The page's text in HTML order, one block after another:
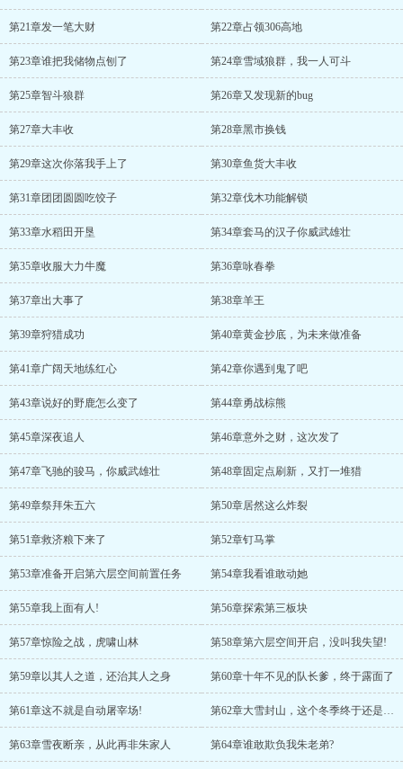
第21章发一笔大财 第22章占领306高地
第23章谁把我储物点刨了 第24章雪域狼群，我一人可斗
第25章智斗狼群 第26章又发现新的bug
第27章大丰收 第28章黑市换钱
第29章这次你落我手上了 第30章鱼货大丰收
第31章团团圆圆吃饺子 第32章伐木功能解锁
第33章水稻田开垦 第34章套马的汉子你威武雄壮
第35章收服大力牛魔 第36章咏春拳
第37章出大事了 第38章羊王
第39章狩猎成功 第40章黄金抄底，为未来做准备
第41章广阔天地练红心 第42章你遇到鬼了吧
第43章说好的野鹿怎么变了 第44章勇战棕熊
第45章深夜追人 第46章意外之财，这次发了
第47章飞驰的骏马，你威武雄壮 第48章固定点刷新，又打一堆猎
第49章祭拜朱五六 第50章居然这么炸裂
第51章救济粮下来了 第52章钉马掌
第53章准备开启第六层空间前置任务 第54章我看谁敢动她
第55章我上面有人! 第56章探索第三板块
第57章惊险之战，虎啸山林 第58章第六层空间开启，没叫我失望!
第59章以其人之道，还治其人之身 第60章十年不见的队长爹，终于露面了
第61章这不就是自动屠宰场! 第62章大雪封山，这个冬季终于还是早来
第63章雪夜断亲，从此再非朱家人 第64章谁敢欺负我朱老弟?